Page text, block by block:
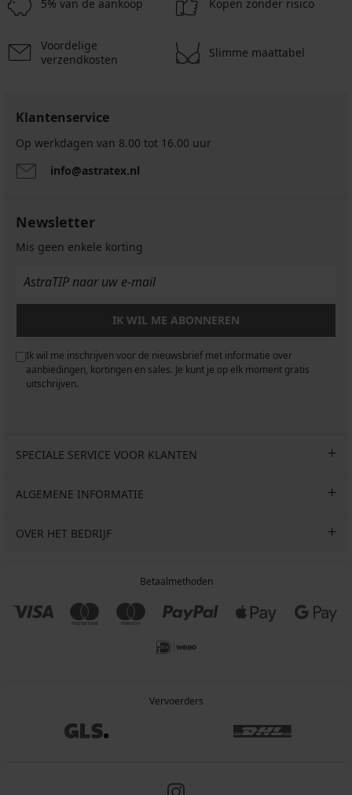
5% van de aankoop Kopen zonder risico
Voordelige
verzendkosten
Slimme maattabel
Klantenservice
Op werkdagen van 8.00 tot 16.00 uur
info@astratex.nl
Newsletter
Mis geen enkele korting
IK WIL ME ABONNEREN
Ik wil me inschrijven voor de nieuwsbrief met informatie over
aanbiedingen, kortingen en sales. Je kunt je op elk moment gratis
uitschrijven.
SPECIALE SERVICE VOOR KLANTEN
ALGEMENE INFORMATIE
OVER HET BEDRIJF
Betaalmethoden
Vervoerders